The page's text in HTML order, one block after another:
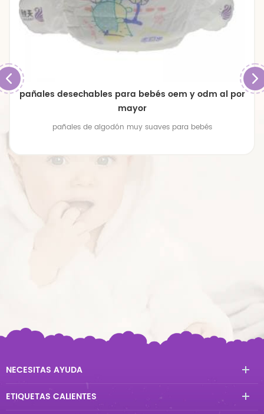
pañales desechables para bebés oem y odm al por
mayor
pañales de algodón muy suaves para bebés
NECESITAS AYUDA
ETIQUETAS CALIENTES